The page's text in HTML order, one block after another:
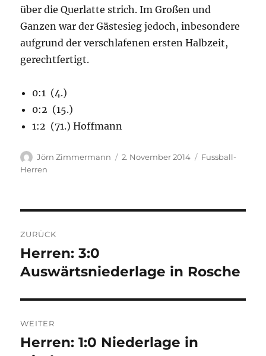
über die Querlatte strich. Im Großen und
Ganzen war der Gästesieg jedoch, inbesondere
aufgrund der verschlafenen ersten Halbzeit,
gerechtfertigt.
0:1 (4.)
0:2 (15.)
1:2 (71.) Hoffmann
Autor
Jörn Zimmermann
Veröffentlicht
2. November 2014 Kategorien
Fussball-
Herren
ZURÜCK
Vorheriger
Beitrag:
Herren: 3:0
Auswärtsniederlage in Rosche
WEITER
Nächster
Herren: 1:0 Niederlage in